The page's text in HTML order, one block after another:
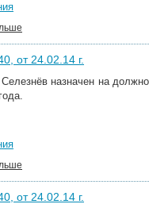
от 24.02.14 г.
назначен на
от 24.02.14 г.